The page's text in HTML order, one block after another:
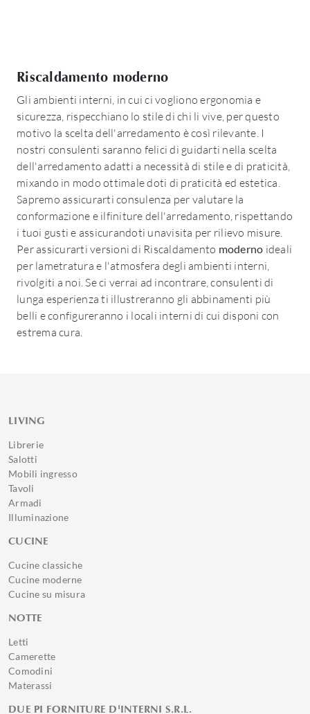
Riscaldamento moderno
Gli ambienti interni, in cui ci vogliono ergonomia e
sicurezza, rispecchiano lo stile di chi li vive, per questo
motivo la scelta dell'arredamento è così rilevante. I
nostri consulenti saranno felici di guidarti nella scelta
dell'arredamento adatti a necessità di stile e di praticità,
mixando in modo ottimale doti di praticità ed estetica.
Sapremo assicurarti consulenza per valutare la
conformazione e ilfiniture dell'arredamento, rispettando
i tuoi gusti e assicurandoti unavisita per rilievo misure.
Per assicurarti versioni di Riscaldamento moderno ideali
per lametratura e l'atmosfera degli ambienti interni,
rivolgiti a noi. Se ci verrai ad incontrare, consulenti di
lunga esperienza ti illustreranno gli abbinamenti più
belli e configureranno i locali interni di cui disponi con
estrema cura.
LIVING
Librerie
Salotti
Mobili ingresso
Tavoli
Armadi
Illuminazione
CUCINE
Cucine classiche
Cucine moderne
Cucine su misura
NOTTE
Letti
Camerette
Comodini
Materassi
DUE PI FORNITURE D'INTERNI S.R.L.